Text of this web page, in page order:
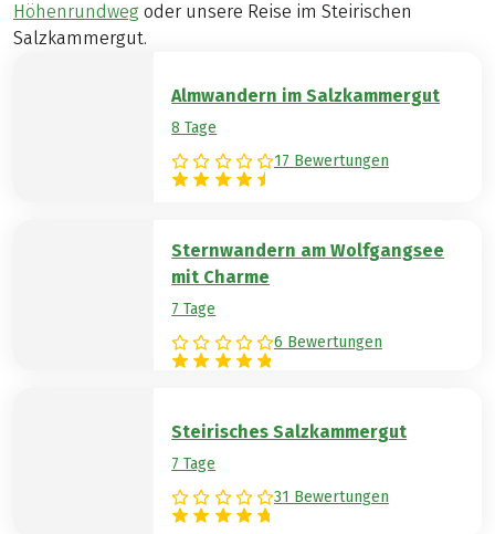
Höhenrundweg oder unsere Reise im Steirischen
Salzkammergut.
Almwandern im Salzkammergut
8 Tage
17 Bewertungen
Sternwandern am Wolfgangsee
mit Charme
7 Tage
6 Bewertungen
Steirisches Salzkammergut
7 Tage
31 Bewertungen